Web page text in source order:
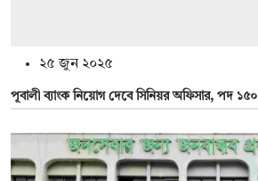
২৫ জুন ২০২৫
পূবালী ব্যাংক নিয়োগ দেবে সিনিয়র অফিসার, পদ ১৫০